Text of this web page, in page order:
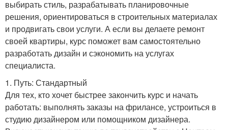
выбирать стиль, разрабатывать планировочные
решения, ориентироваться в строительных материалах
и продвигать свои услуги. А если вы делаете ремонт
своей квартиры, курс поможет вам самостоятельно
разработать дизайн и сэкономить на услугах
специалиста.
1. Путь: Стандартный
Для тех, кто хочет быстрее закончить курс и начать
работать: выполнять заказы на фрилансе, устроиться в
студию дизайнером или помощником дизайнера.